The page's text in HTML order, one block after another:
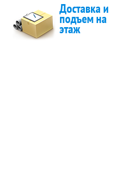
Доставка и
подъем на
этаж